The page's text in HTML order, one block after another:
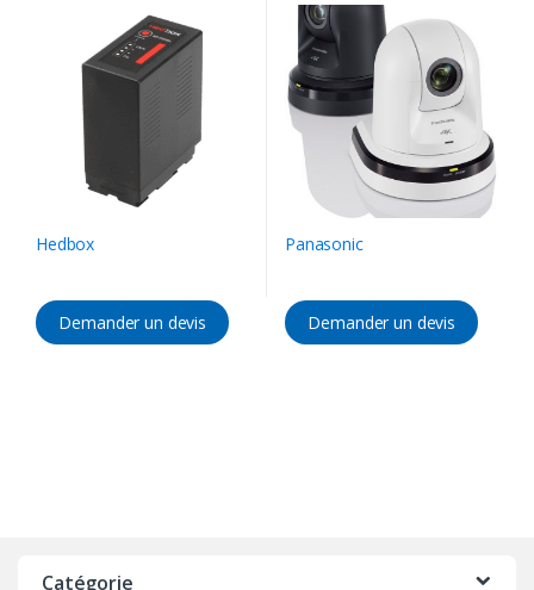
Hedbox
Demander un devis
Panasonic
Demander un devis
Catégorie